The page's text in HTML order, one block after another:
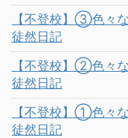
【不登校】③色々
徒然日記
【不登校】②色々
徒然日記
【不登校】①色々
徒然日記